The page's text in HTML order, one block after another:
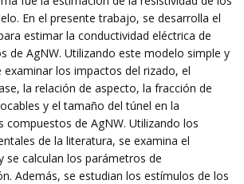
En el presente trabajo, se desarrolla el
estimar la conductividad eléctrica de
de AgNW. Utilizando este modelo simple y
examinar los impactos del rizado, el
la relación de aspecto, la fracción de
y el tamaño del túnel en la
compuestos de AgNW. Utilizando los
de la literatura, se examina el
se calculan los parámetros de
Además, se estudian los estímulos de los